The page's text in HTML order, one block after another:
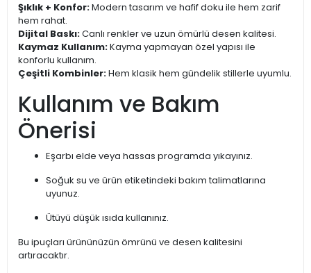
Şıklık + Konfor:Modern tasarım ve hafif doku ile hem zarif
hem rahat.
Dijital Baskı:Canlı renkler ve uzun ömürlü desen kalitesi.
Kaymaz Kullanım:Kayma yapmayan özel yapısı ile
konforlu kullanım.
Çeşitli Kombinler:Hem klasik hem gündelik stillerle uyumlu.
Kullanım ve Bakım
Önerisi
Eşarbı elde veya hassas programda yıkayınız.
Soğuk su ve ürün etiketindeki bakım talimatlarına
uyunuz.
Ütüyü düşük ısıda kullanınız.
Bu ipuçları ürününüzün ömrünü ve desen kalitesini
artıracaktır.